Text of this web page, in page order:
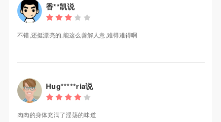
香**凯说
不错,还挺漂亮的,能这么善解人意,难得难得啊
Hug*****ria说
肉肉的身体充满了淫荡的味道